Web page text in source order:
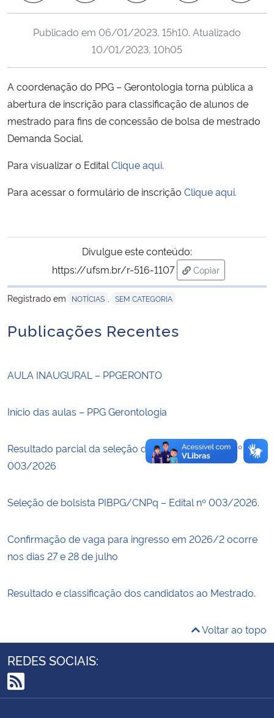
Ministério da Ciência, Tecnologia, Inovações e Comunicações
Ministério do Meio Ambiente
Ministério do Turismo
Controladoria-Geral da União
Ministério da Mulher, da Família e dos Direitos Humanos
Secretaria-Geral
Secretaria de Governo
Planalto
Publicado em 06/01/2023, 15h10. Atualizado
10/01/2023, 10h05
A coordenação do PPG – Gerontologia torna pública a
abertura de inscrição para classificação de alunos de
mestrado para fins de concessão de bolsa de mestrado
Demanda Social.
Para visualizar o Edital Clique aqui.
Para acessar o formulário de inscrição Clique aqui.
Divulgue este conteúdo:
https://ufsm.br/r-516-1107
Copiar
para área de
Registrado em
NOTÍCIAS SEM CATEGORIA
Publicações Recentes
AULA INAUGURAL – PPGERONTO
Início das aulas – PPG Gerontologia
Resultado parcial da seleção de bolsistas – Edital nº
003/2026
Seleção de bolsista PIBPG/CNPq – Edital nº 003/2026.
Confirmação de vaga para ingresso em 2026/2 ocorre
nos dias 27 e 28 de julho
Resultado e classificação dos candidatos ao Mestrado.
Voltar ao topo
REDES SOCIAIS:
RSS